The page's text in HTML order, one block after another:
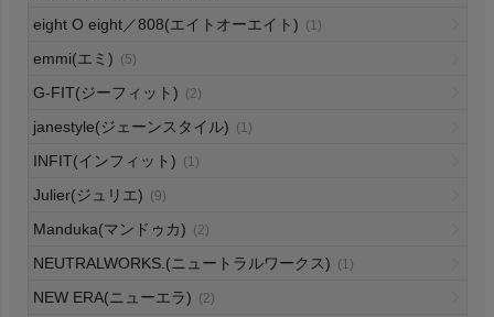
CHUMS
HOKA
メンズカジュアルウェア
eight O eight／808(エイトオーエイト) (1)
emmi(エミ) (5)
G-FIT(ジーフィット) (2)
janestyle(ジェーンスタイル) (1)
INFIT(インフィット) (1)
Julier(ジュリエ) (9)
Manduka(マンドゥカ) (2)
NEUTRALWORKS.(ニュートラルワークス) (1)
NEW ERA(ニューエラ) (2)